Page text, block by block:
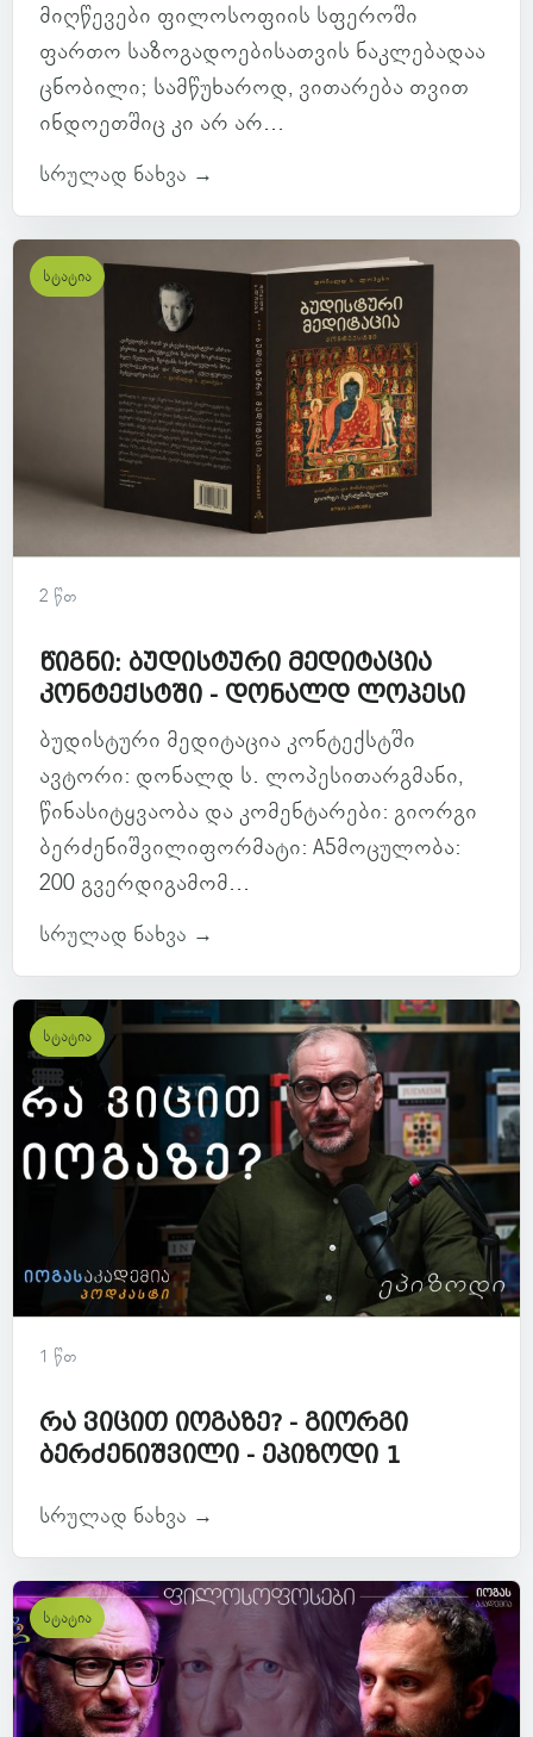
მიღწევები ფილოსოფიის სფეროში
ფართო საზოგადოებისათვის ნაკლებადაა
ცნობილი; სამწუხაროდ, ვითარება თვით
ინდოეთშიც კი არ არ...
სრულად ნახვა →
სტატია
2 წთ
წიგნი: ბუდისტური მედიტაცია
კონტექსტში - დონალდ ლოპესი
ბუდისტური მედიტაცია კონტექსტში
ავტორი: დონალდ ს. ლოპესითარგმანი,
წინასიტყვაობა და კომენტარები: გიორგი
ბერძენიშვილიფორმატი: A5მოცულობა:
200 გვერდიგამომ...
სრულად ნახვა →
სტატია
1 წთ
რა ვიცით იოგაზე? - გიორგი
ბერძენიშვილი - ეპიზოდი 1
სრულად ნახვა →
სტატია